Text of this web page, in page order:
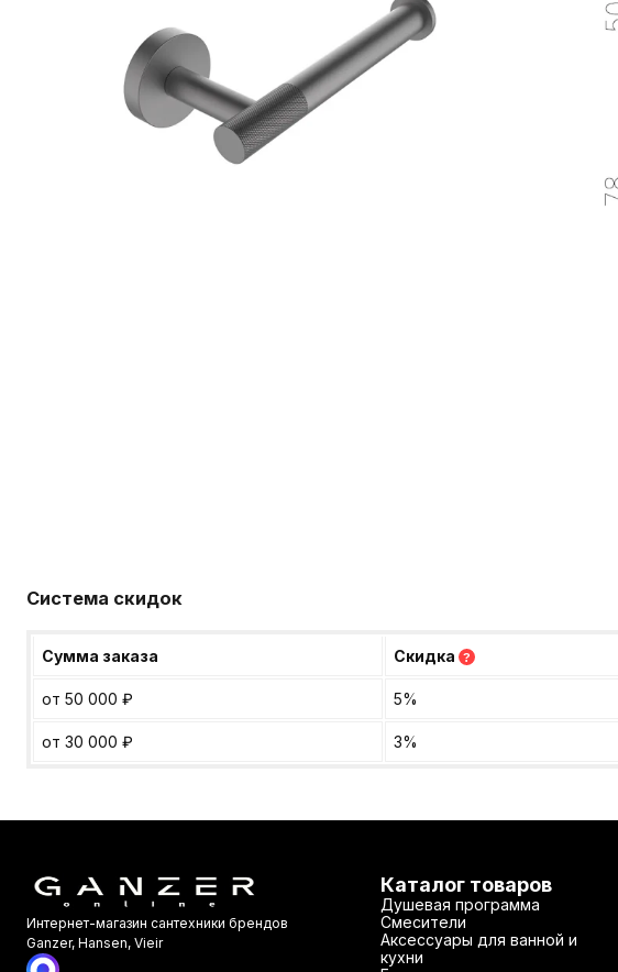
Система скидок
Сумма заказа Скидка ?
от 50 000 ₽ 5%
от 30 000 ₽ 3%
Интернет-магазин сантехники брендов
Ganzer, Hansen, Vieir
Каталог товаров
Душевая программа
Смесители
Аксессуары для ванной и
кухни